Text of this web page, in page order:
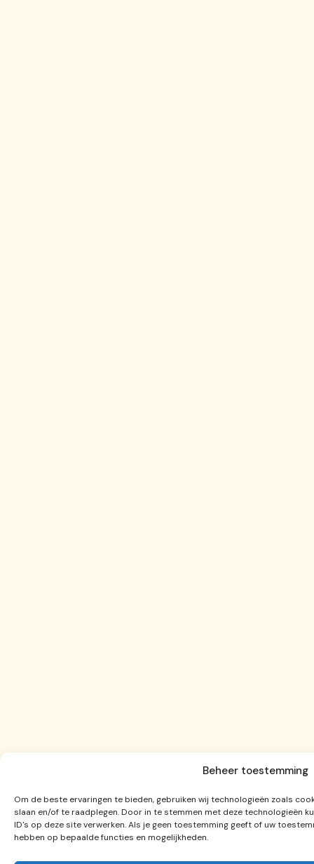
Beheer toestemming
Om de beste ervaringen te bieden, gebruiken wij technologieën zoals
slaan en/of te raadplegen. Door in te stemmen met deze technologieën
ID's op deze site verwerken. Als je geen toestemming geeft of uw
hebben op bepaalde functies en mogelijkheden.